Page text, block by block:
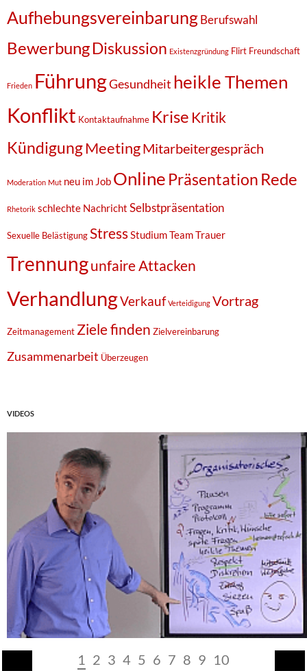
AufhebungsvereinbarungBerufswahl
BewerbungDiskussion Existenzgründung Flirt Freundschaft
Frieden FührungGesundheit heikle Themen
Konflikt Kontaktaufnahme Krise Kritik
KündigungMeetingMitarbeitergespräch
Moderation Mut neu im Job Online Präsentation Rede
Rhetorik schlechte Nachricht Selbstpräsentation
Sexuelle Belästigung StressStudiumTeamTrauer
Trennungunfaire Attacken
VerhandlungVerkauf Verteidigung Vortrag
Zeitmanagement Ziele finden Zielvereinbarung
Zusammenarbeit Überzeugen
VIDEOS
1 2 3 4 5 6 7 8 9 10